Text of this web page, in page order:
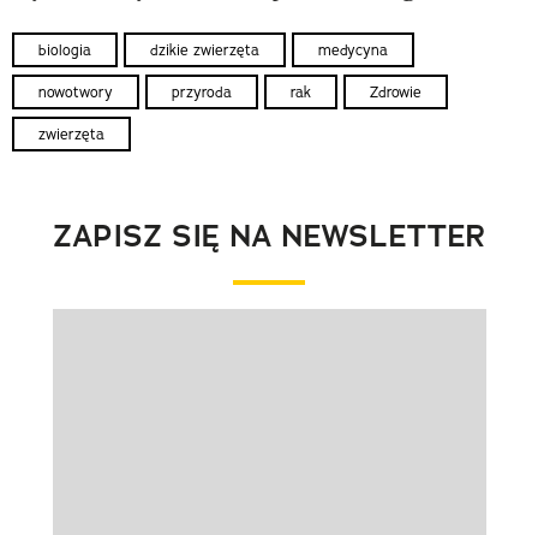
biologia dzikie zwierzęta medycyna
nowotwory przyroda rak Zdrowie
zwierzęta
ZAPISZ SIĘ NA NEWSLETTER